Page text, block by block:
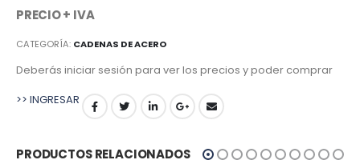
PRECIO + IVA
CATEGORÍA: CADENAS DE ACERO
Deberás iniciar sesión para ver los precios y poder comprar
>> INGRESAR
PRODUCTOS RELACIONADOS